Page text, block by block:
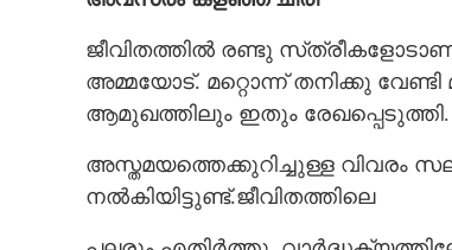
ജീവിതത്തിൽ രണ്ടു സ്‌ത്രീകളോടാണ്
അമ്മയോട്. മറ്റൊന്ന് തനിക്കു
ആമുഖത്തിലും ഇതും രേഖപ്പെടുത്തി.
അസ്തമയത്തെക്കുറിച്ചുള്ള വിവരം
നൽകിയിട്ടുണ്ട്.ജീവിതത്തിലെ